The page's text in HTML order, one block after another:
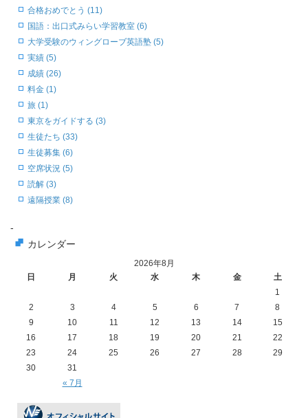
合格おめでとう (11)
国語：出口式みらい学習教室 (6)
大学受験のウィングローブ英語塾 (5)
実績 (5)
成績 (26)
料金 (1)
旅 (1)
東京をガイドする (3)
生徒たち (33)
生徒募集 (6)
空席状況 (5)
読解 (3)
遠隔授業 (8)
-
カレンダー
2026年8月
日
月 火 水 木 金 土
« 7月
1
2
3 4 5 6 7
8
9
10 11 12 13 14
15
16
17 18 19 20 21
22
23
24 25 26 27 28
29
30
31